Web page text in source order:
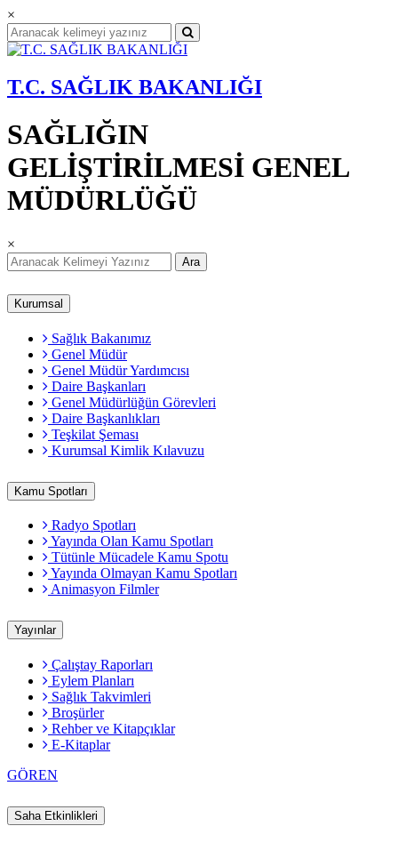
×
T.C. SAĞLIK BAKANLIĞI
SAĞLIĞIN
GELİŞTİRİLMESİ GENEL
MÜDÜRLÜĞÜ
×
Ara
Kurumsal
Sağlık Bakanımız
Genel Müdür
Genel Müdür Yardımcısı
Daire Başkanları
Genel Müdürlüğün Görevleri
Daire Başkanlıkları
Teşkilat Şeması
Kurumsal Kimlik Kılavuzu
Kamu Spotları
Radyo Spotları
Yayında Olan Kamu Spotları
Tütünle Mücadele Kamu Spotu
Yayında Olmayan Kamu Spotları
Animasyon Filmler
Yayınlar
Çalıştay Raporları
Eylem Planları
Sağlık Takvimleri
Broşürler
Rehber ve Kitapçıklar
E-Kitaplar
GÖREN
Saha Etkinlikleri